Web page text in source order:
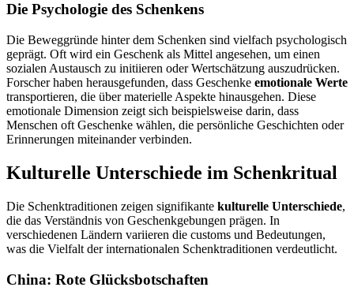
Die Psychologie des Schenkens
Die Beweggründe hinter dem Schenken sind vielfach psychologisch
geprägt. Oft wird ein Geschenk als Mittel angesehen, um einen
sozialen Austausch zu initiieren oder Wertschätzung auszudrücken.
Forscher haben herausgefunden, dass Geschenke emotionale Werte
transportieren, die über materielle Aspekte hinausgehen. Diese
emotionale Dimension zeigt sich beispielsweise darin, dass
Menschen oft Geschenke wählen, die persönliche Geschichten oder
Erinnerungen miteinander verbinden.
Kulturelle Unterschiede im Schenkritual
Die Schenktraditionen zeigen signifikante kulturelle Unterschiede,
die das Verständnis von Geschenkgebungen prägen. In
verschiedenen Ländern variieren die customs und Bedeutungen,
was die Vielfalt der internationalen Schenktraditionen verdeutlicht.
China: Rote Glücksbotschaften